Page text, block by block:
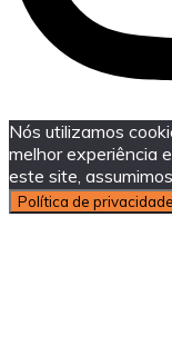
Nós utilizamos
melhor experiência
este site,
Política de privacidade